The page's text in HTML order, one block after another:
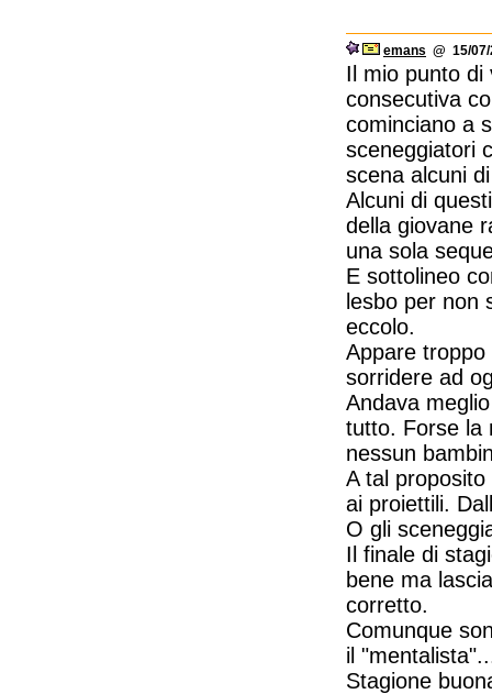
emans @ 15/
Il mio punto di
consecutiva
cominciano a
sceneggiatori
scena alcuni
Alcuni di
della giovane
una sola
E sottolineo
lesbo per non
eccolo.
Appare
sorridere ad
Andava
tutto. Forse la
nessun
A tal
ai proiettili.
O gli
Il finale di
bene ma
corretto.
Comunque
il
Stagione